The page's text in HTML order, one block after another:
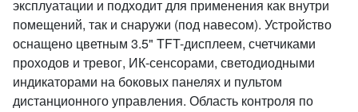
эксплуатации и подходит для применения как внутри
помещений, так и снаружи (под навесом). Устройство
оснащено цветным 3.5" TFT-дисплеем, счетчиками
проходов и тревог, ИК-сенсорами, светодиодными
индикаторами на боковых панелях и пультом
дистанционного управления. Область контроля по